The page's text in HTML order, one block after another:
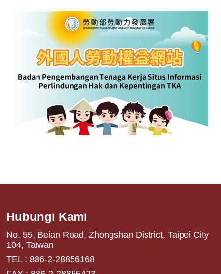
Hubungi Kami
No. 55, Beian Road, Zhongshan District, Taipei City
104, Taiwan
TEL : 886-2-28856168